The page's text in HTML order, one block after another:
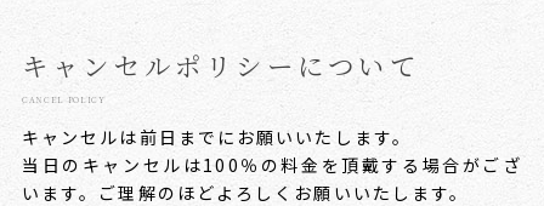
キャンセルポリシーについて
CANCEL POLICY
キャンセルは前日までにお願いいたします。
当日のキャンセルは100％の料金を頂戴する場合がござ
います。 ご理解のほどよろしくお願いいたします。